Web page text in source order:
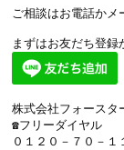
ご相談はお電話か
株式会社フォースタ
☎フリーダイヤル
０１２０－７０－１